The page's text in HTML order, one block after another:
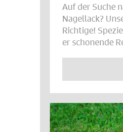
Auf der Suche
Nagellack?
Richtige!
er schonende